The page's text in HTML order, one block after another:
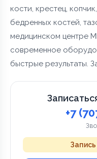
кости, крестец,
бедренных костей,
медицинском центре
современное
быстрые результаты.
+7